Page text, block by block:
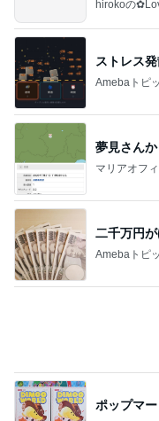
平原綾香 航海士ではない
Amebaトピックス